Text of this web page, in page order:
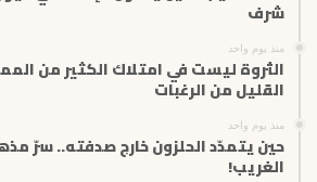
ر
ي
شرف
منذ يوم واحد
الثروة ليست في امتلاك الكثير من
القليل من الرغبات
منذ يوم واحد
حين يتمدّد الحلزون خارج صدفته.. سرّ
الغريب!